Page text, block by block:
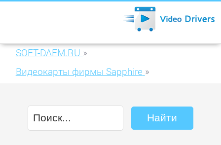
SOFT-DAEM.RU »
Видеокарты фирмы Sapphire »